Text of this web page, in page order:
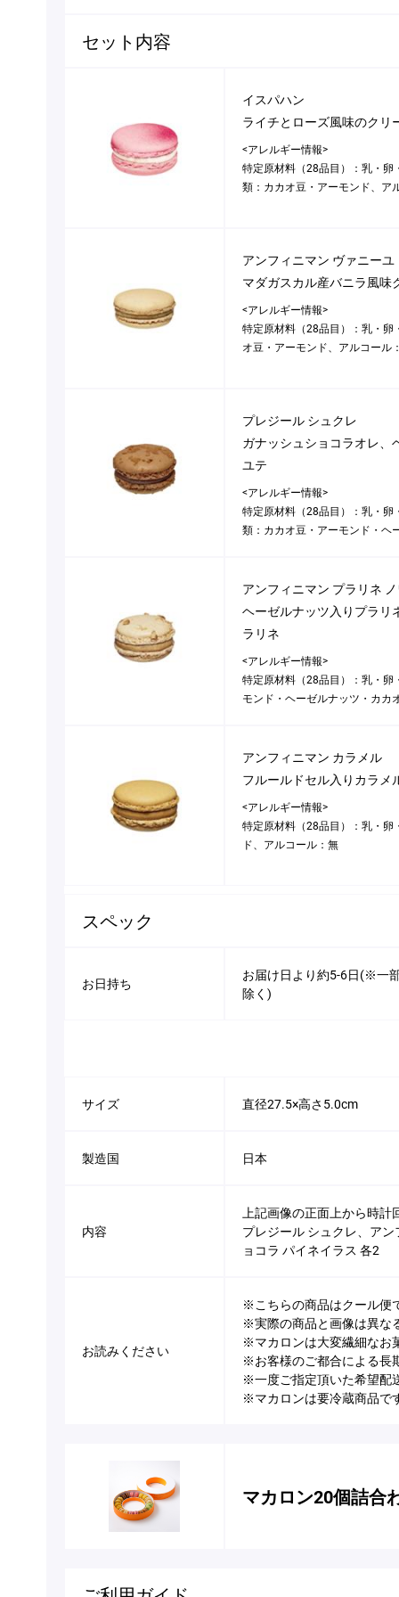
セット内容
イスパハン
ライチとローズ風味のクリ
<アレルギー情報>
特定原材料（28品目）：乳・
類：カカオ豆・アーモンド、ア
アンフィニマン ヴァニー
マダガスカル産バニラ風味
<アレルギー情報>
特定原材料（28品目）：乳・
オ豆・アーモンド、アルコール
プレジール シュクレ
ガナッシュショコラオレ、
ユテ
<アレルギー情報>
特定原材料（28品目）：乳・
類：カカオ豆・アーモンド・ヘ
アンフィニマン プラリネ
ヘーゼルナッツ入りプラリ
ラリネ
<アレルギー情報>
特定原材料（28品目）：乳・
モンド・ヘーゼルナッツ・カカ
アンフィニマン カラメル
フルールドセル入りカラメ
<アレルギー情報>
特定原材料（28品目）：乳・
ド、アルコール：無
スペック
お日持ち
お届け日より約5-6日(※一
除く)
サイズ 直径27.5×高さ5.0cm
製造国 日本
内容
上記画像の正面上から時計
プレジール シュクレ、ア
ョコラ パイネイラス 各2
お読みください
※こちらの商品はクール便
※実際の商品と画像は異な
※マカロンは大変繊細なお
※お客様のご都合による長
※一度ご指定頂いた希望配
※マカロンは要冷蔵商品で
マカロン20個詰合